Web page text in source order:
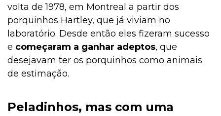
Filhote
Curiosidades
volta de 1978, em Montreal a partir dos
porquinhos Hartley, que já viviam no
laboratório. Desde então eles fizeram sucesso
e começaram a ganhar adeptos, que
desejavam ter os porquinhos como animais
de estimação.
Peladinhos, mas com uma